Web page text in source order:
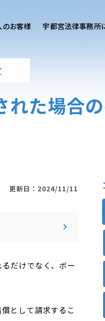
サイト
のお客様
医療過誤
刑事事件
宇都宮法律事務所
た場合
更新日：2024/11/11
だけでなく、ボー
として請求するこ